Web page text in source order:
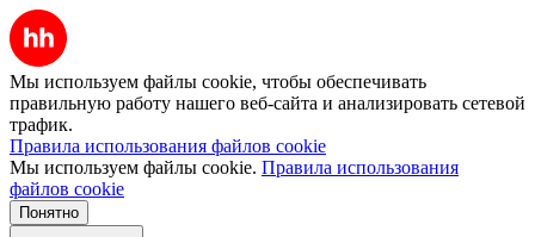
Мы используем файлы cookie, чтобы обеспечивать
правильную работу нашего веб-сайта и анализировать сетевой
трафик.
Правила использования файлов cookie
Мы используем файлы cookie. Правила использования
файлов cookie
Понятно